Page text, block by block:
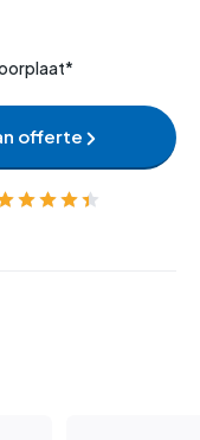
offerte